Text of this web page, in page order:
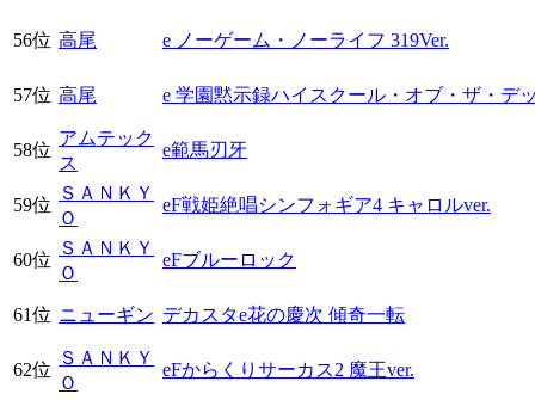
56位 高尾 e ノーゲーム・ノーライフ 319Ver.
57位 高尾 e 学園黙示録ハイスクール・オブ・ザ・デ
58位
アムテック
ス
e範馬刃牙
59位
ＳＡＮＫＹ
Ｏ
eF戦姫絶唱シンフォギア4 キャロルver.
60位
ＳＡＮＫＹ
Ｏ
eFブルーロック
61位 ニューギン デカスタe花の慶次 傾奇一転
62位
ＳＡＮＫＹ
Ｏ
eFからくりサーカス2 魔王ver.